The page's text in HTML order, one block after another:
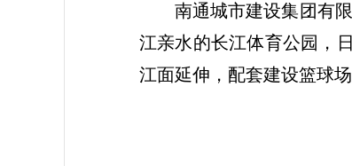
南通城市建设集团有
江亲水的长江体育公园，
江面延伸，配套建设篮球